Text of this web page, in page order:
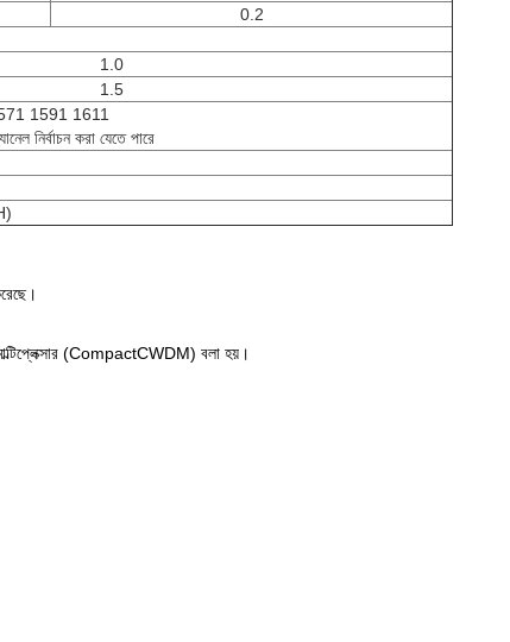
0.2
1.0
1.5
1591 1611
নির্বাচন করা যেতে পারে
মাল্টিপ্লেক্সার (CompactCWDM) বলা হয়।